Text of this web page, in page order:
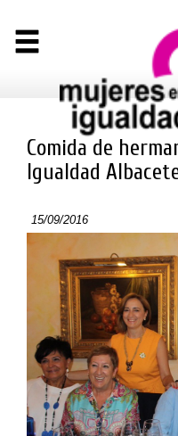
Comida de
Igualdad
15/09/2016